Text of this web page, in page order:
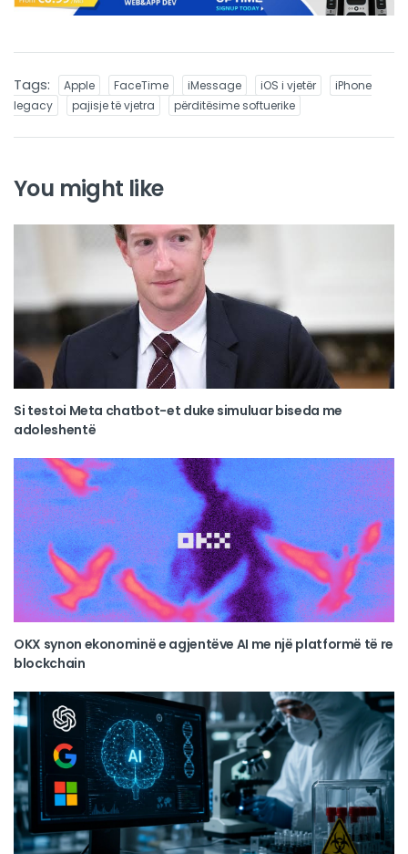
Tags: Apple FaceTime iMessage iOS i vjetër
iPhone
legacy
pajisje të vjetra përditësime softuerike
You might like
Si testoi Meta chatbot-et duke simuluar biseda me
adoleshentë
OKX synon ekonominë e agjentëve AI me një platformë të re
blockchain